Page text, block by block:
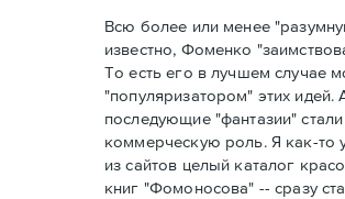
Всю более или менее
известно, Фоменко
То есть его в лучшем случае
"популяризатором" этих идей.
последующие "фантазии" стали
коммерческую роль. Я как-то
из сайтов целый каталог
книг "Фомоносова" -- сразу